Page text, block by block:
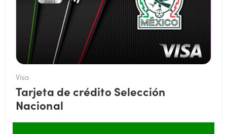
Visa
Tarjeta de crédito Selección
Nacional